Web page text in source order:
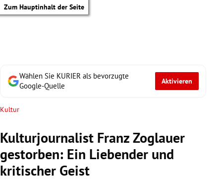
Zum Hauptinhalt der Seite
Wählen Sie KURIER als bevorzugte
Google-Quelle
Aktivieren
Kultur
Kulturjournalist Franz Zoglauer
gestorben: Ein Liebender und
kritischer Geist